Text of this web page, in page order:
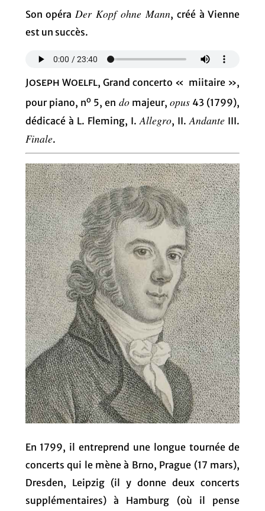
Son opéra Der Kopf ohne Mann, créé à Vienne
est un succès.
Joseph Woelfl, Grand concerto « miitaire »,
pour piano, no5, en domajeur,opus 43 (1799),
dédicacé à L. Fleming, I.Allegro, II.Andante III.
Finale.
En 1799, il entreprend une longue tournée de
concerts qui le mène à Brno, Prague (17 mars),
Dresden, Leipzig (il y donne deux concerts
supplémentaires) à Hamburg (où il pense